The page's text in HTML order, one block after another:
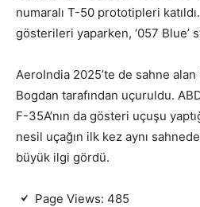
numaralı T-50 prototipleri
gösterileri yaparken, ‘057 Blue’
AeroIndia 2025’te de sahne
Bogdan tarafından uçuruldu.
F-35A’nın da gösteri uçuşu
nesil uçağın ilk kez aynı
büyük ilgi gördü.
Page Views: 485